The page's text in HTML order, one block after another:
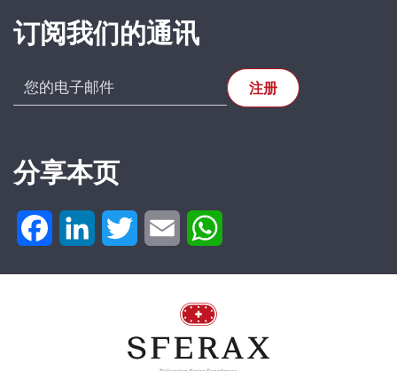
High precision
linear bearings
SR-OUV-
AL 1222
SU.510.001222
订阅我们的通讯
分享本页
FacebookLinkedIn Twitter Email